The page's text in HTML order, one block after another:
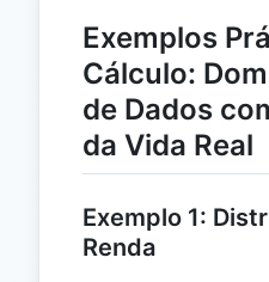
Exemplos
Cálculo:
de Dados
da Vida Real
Exemplo 1:
Renda